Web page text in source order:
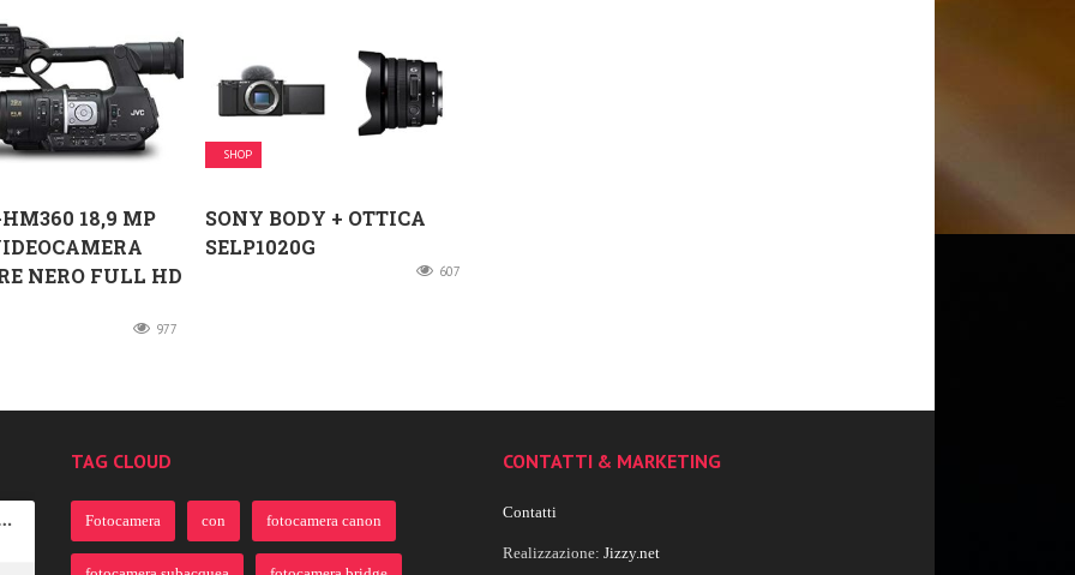
18,9 MP
NERO FULL HD
977
SHOP
SONY BODY + OTTICA
SELP1020G
607
TAG CLOUD
Fotocamera con fotocamera canon
CONTATTI & MARKETING
Contatti
Realizzazione: Jizzy.net